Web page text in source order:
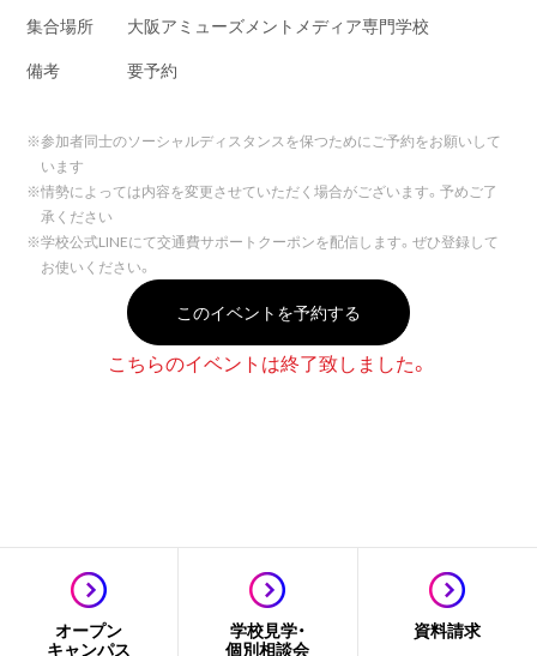
集合場所
大阪アミューズメントメディア専門学校
備考
要予約
※参加者同士のソーシャルディスタンスを保つためにご予約をお願いして
います
※情勢によっては内容を変更させていただく場合がございます。予めご了
承ください
※学校公式LINEにて交通費サポートクーポンを配信します。ぜひ登録して
お使いください。
このイベントを予約する
こちらのイベントは終了致しました。
オープン
キャンパス
学校見学・
個別相談会
資料請求